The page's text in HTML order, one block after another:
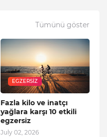
Tümünü göster
EGZERSIZ
Fazla kilo ve inatçı
yağlara karşı 10 etkili
egzersiz
July 02, 2026